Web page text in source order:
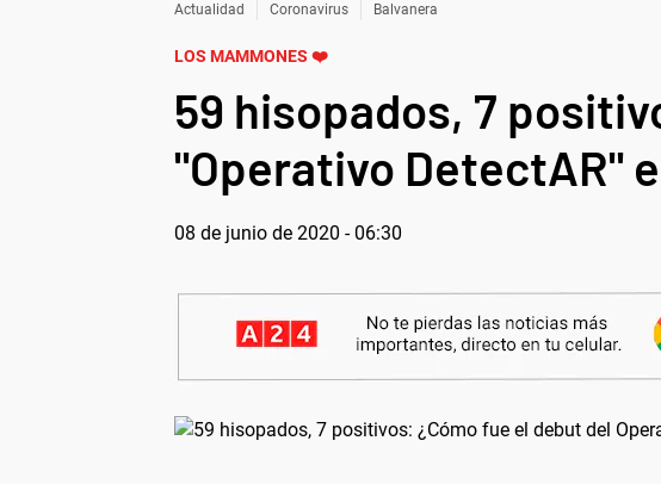
Actualidad Coronavirus Balvanera
LOS MAMMONES ❤️
59 hisopados, 7
"Operativo DetectAR"
08 de junio de 2020 - 06:30